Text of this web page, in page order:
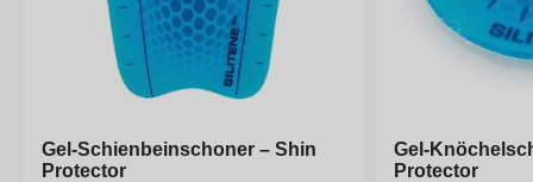
Gel-Schienbeinschoner – Shin
Protector
Gel-
Protector